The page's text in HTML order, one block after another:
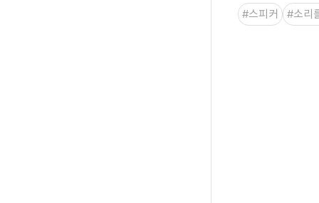
#스피커 #소리